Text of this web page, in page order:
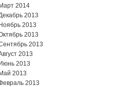
Март 2014
2013
Ноябрь 2013
2013
2013
2013
Июнь 2013
Май 2013
2013